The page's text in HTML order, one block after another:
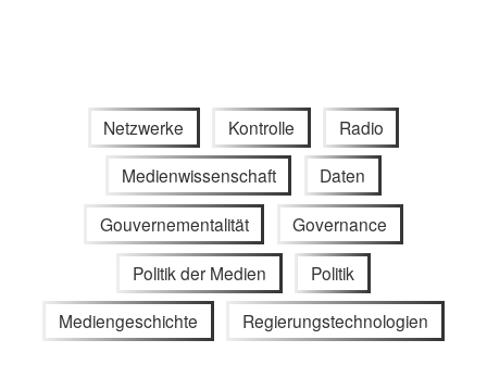
Netzwerke Kontrolle Radio
Medienwissenschaft Daten
Gouvernementalität Governance
Politik der Medien Politik
Mediengeschichte Regierungstechnologien